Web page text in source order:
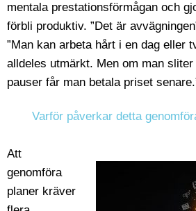
mentala prestationsförmågan och
förbli produktiv. ”Det är
”Man kan arbeta hårt i en dag eller
alldeles utmärkt. Men om man
pauser får man betala priset
Varför påverkar detta
Att
genomföra
planer kräver